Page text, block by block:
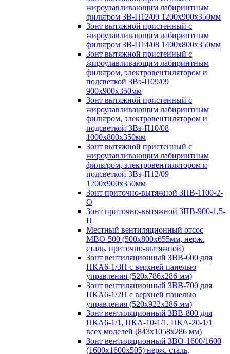
жироулавливающим лабиринтным
фильтром ЗВ-П12/09 1200х900х350мм
Зонт вытяжной пристенный с
жироулавливающим лабиринтным
фильтром ЗВ-П14/08 1400х800х350мм
Зонт вытяжной пристенный с
жироулавливающим лабиринтным
фильтром, электровентилятором и
подсветкой ЗВэ-П09/09
900х900х350мм
Зонт вытяжной пристенный с
жироулавливающим лабиринтным
фильтром, электровентилятором и
подсветкой ЗВэ-П10/08
1000х800х350мм
Зонт вытяжной пристенный с
жироулавливающим лабиринтным
фильтром, электровентилятором и
подсветкой ЗВэ-П12/09
1200х900х350мм
Зонт приточно-вытяжной ЗПВ-1100-2-
О
Зонт приточно-вытяжной ЗПВ-900-1,5-
П
Местный вентиляционный отсос
МВО-500 (500х800х655мм, нерж.
сталь, приточно-вытяжной)
Зонт вентиляционный ЗВВ-600 для
ПКА6-1/3П с верхней панелью
управления (520х786х286 мм)
Зонт вентиляционный ЗВВ-700 для
ПКА6-1/2П с верхней панелью
управления (520х922х286 мм)
Зонт вентиляционный ЗВВ-800 для
ПКА6-1/1, ПКА-10-1/1, ПКА-20-1/1
всех моделей (843х1058х286 мм)
Зонт вентиляционный ЗВО-1600/1600
(1600х1600х505) нерж. сталь,